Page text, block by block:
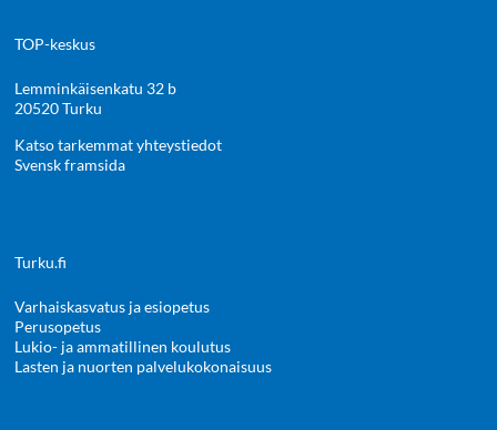
TOP-keskus
Lemminkäisenkatu 32 b
20520 Turku
Katso tarkemmat yhteystiedot
Svensk framsida
Turku.fi
Varhaiskasvatus ja esiopetus
Perusopetus
Lukio- ja ammatillinen koulutus
Lasten ja nuorten palvelukokonaisuus